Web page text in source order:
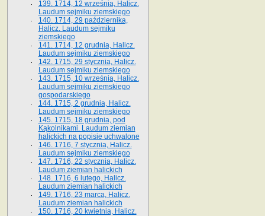
139. 1714, 12 września, Halicz.
Laudum sejmiku ziemskiego
140. 1714, 29 października,
Halicz. Laudum sejmiku
ziemskiego
141. 1714, 12 grudnia, Halicz.
Laudum sejmiku ziemskiego
142. 1715, 29 stycznia, Halicz.
Laudum sejmiku ziemskiego
143. 1715, 10 września, Halicz.
Laudum sejmiku ziemskiego
gospodarskiego
144. 1715, 2 grudnia, Halicz.
Laudum sejmiku ziemskiego
145. 1715, 18 grudnia, pod
Kąkolnikami. Laudum ziemian
halickich na popisie uchwalone
146. 1716, 7 stycznia, Halicz.
Laudum sejmiku ziemskiego
147. 1716, 22 stycznia, Halicz.
Laudum ziemian halickich
148. 1716, 6 lutego, Halicz.
Laudum ziemian halickich
149. 1716, 23 marca, Halicz.
Laudum ziemian halickich
150. 1716, 20 kwietnia, Halicz.